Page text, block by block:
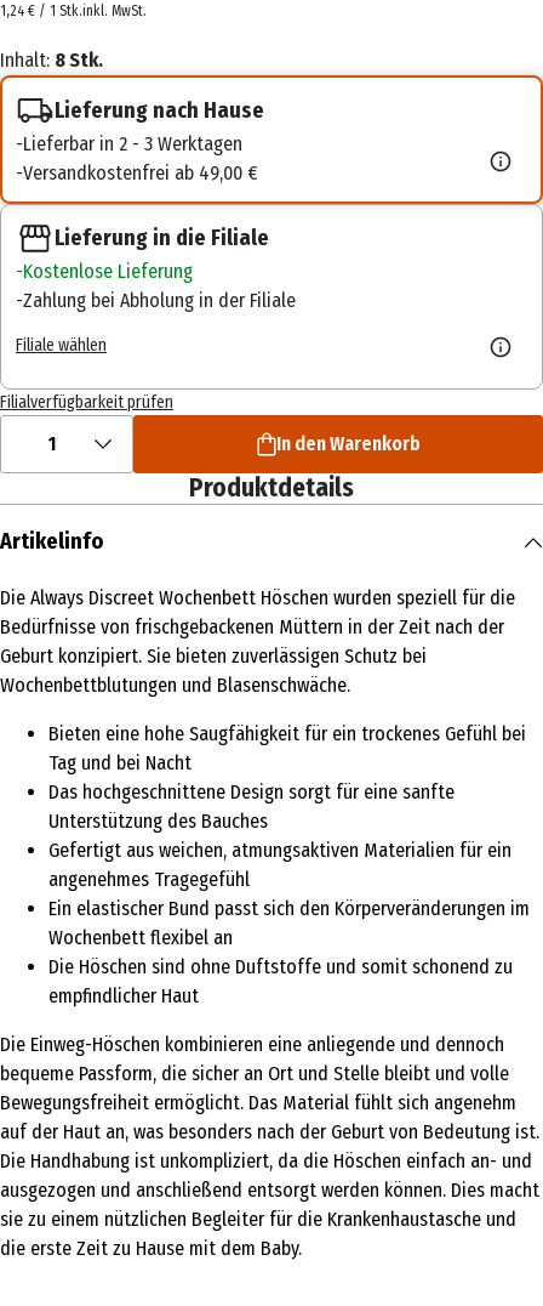
1,24 € / 1 Stk.inkl. MwSt.
Inhalt: 8 Stk.
Lieferung nach Hause
Lieferbar in 2 - 3 Werktagen
Versandkostenfrei ab 49,00 €
Lieferung in die Filiale
Kostenlose Lieferung
Zahlung bei Abholung in der Filiale
Filiale wählen
Filialverfügbarkeit prüfen
1 In den Warenkorb
Produktdetails
Artikelinfo
Die Always Discreet Wochenbett Höschen wurden speziell für die
Bedürfnisse von frischgebackenen Müttern in der Zeit nach der
Geburt konzipiert. Sie bieten zuverlässigen Schutz bei
Wochenbettblutungen und Blasenschwäche.
Bieten eine hohe Saugfähigkeit für ein trockenes Gefühl bei
Tag und bei Nacht
Das hochgeschnittene Design sorgt für eine sanfte
Unterstützung des Bauches
Gefertigt aus weichen, atmungsaktiven Materialien für ein
angenehmes Tragegefühl
Ein elastischer Bund passt sich den Körperveränderungen im
Wochenbett flexibel an
Die Höschen sind ohne Duftstoffe und somit schonend zu
empfindlicher Haut
Die Einweg-Höschen kombinieren eine anliegende und dennoch
bequeme Passform, die sicher an Ort und Stelle bleibt und volle
Bewegungsfreiheit ermöglicht. Das Material fühlt sich angenehm
auf der Haut an, was besonders nach der Geburt von Bedeutung ist.
Die Handhabung ist unkompliziert, da die Höschen einfach an- und
ausgezogen und anschließend entsorgt werden können. Dies macht
sie zu einem nützlichen Begleiter für die Krankenhaustasche und
die erste Zeit zu Hause mit dem Baby.